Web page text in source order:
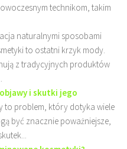
technikom, takim
naturalnymi sposobami
to ostatni krzyk mody.
z tradycyjnych produktów
i skutki jego
to problem, który dotyka wiele
być znacznie poważniejsze,